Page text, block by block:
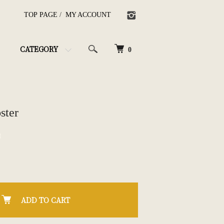
0
CATEGORY
TOP PAGE / MY ACCOUNT
ADD TO CART